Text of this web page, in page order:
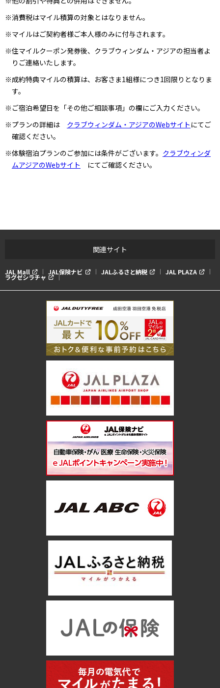
※消費税はマイル積算の対象とはなりません。
※マイルはご契約者様ご本人様のみに付与されます。
※住マイルクーポン発券後、クラブウィンダム・アジアの担当者よ
りご連絡いたします。
※成約特典マイルの積算は、お客さま1組様につき1回限りとなりま
す。
※ご宿泊希望日を「その他ご相談事項」の欄にご入力ください。
※プランの詳細は クラブウィンダム・アジアのWebサイト にてご
確認ください。
※体験宿泊プランのご参加には条件がございます。 クラブウィンダ
ムアジアのWebサイト にてご確認ください。
関連サイト
JAL Mall JAL保険ナビ JALふるさと納税 JAL PLAZA
ラグゼシラチャ